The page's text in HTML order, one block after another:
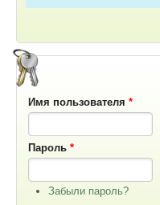
Имя пользователя *
Пароль *
Забыли пароль?